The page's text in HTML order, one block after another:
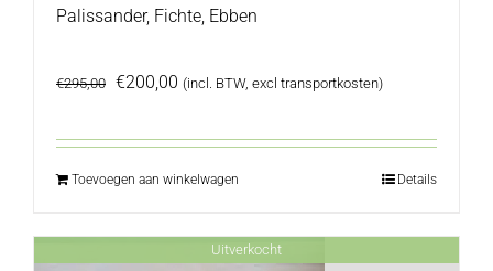
Palissander, Fichte, Ebben
€295,00 Oorspronkelijke
€200,00 Huidige
(incl. BTW, excl transportkosten)
Toevoegen aan winkelwagen Details
Uitverkocht